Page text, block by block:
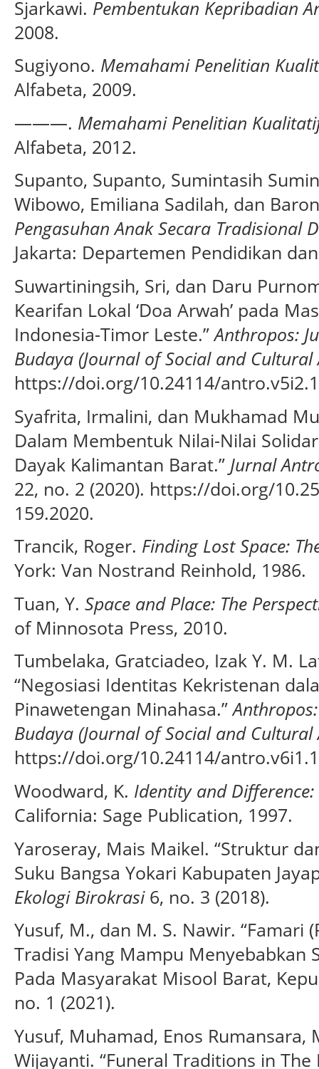
Sjarkawi. Pembentukan Kepribadian
2008.
Sugiyono. Memahami Penelitian
Alfabeta, 2009.
———. Memahami Penelitian
Alfabeta, 2012.
Supanto, Supanto, Sumintasih
Wibowo, Emiliana Sadilah, dan
Pengasuhan Anak Secara Tradisional
Jakarta: Departemen Pendidikan
Suwartiningsih, Sri, dan Daru
Kearifan Lokal ‘Doa Arwah’ pada
Indonesia-Timor Leste.”Anthropos:
Budaya (Journal of Social and
https://doi.org/10.24114/
Syafrita, Irmalini, dan Mukhamad
Dalam Membentuk Nilai-Nilai
Dayak Kalimantan Barat.” Jurnal
22, no. 2 (2020). https://doi.org/
159.2020.
Trancik, Roger. Finding Lost Space:
York: Van Nostrand Reinhold, 1986.
Tuan, Y. Space and Place: The
of Minnosota Press, 2010.
Tumbelaka, Gratciadeo, Izak Y. M.
“Negosiasi Identitas Kekristenan
Pinawetengan Minahasa.”
Budaya (Journal of Social and
https://doi.org/10.24114/
Woodward, K. Identity and
California: Sage Publication, 1997.
Yaroseray, Mais Maikel. “Struktur
Suku Bangsa Yokari Kabupaten
Ekologi Birokrasi6, no. 3 (2018).
Yusuf, M., dan M. S. Nawir. “Famari
Tradisi Yang Mampu Menyebabkan
Pada Masyarakat Misool Barat,
no. 1 (2021).
Yusuf, Muhamad, Enos Rumansara,
Wijayanti. “Funeral Traditions in